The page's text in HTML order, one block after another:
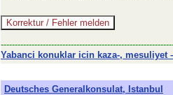
Yabanci konuklar icin kaza-, mesuliyet
Deutsches Generalkonsulat, Istanbul